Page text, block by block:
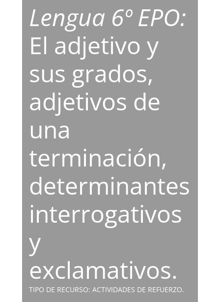
Lengua 6º EPO:
El adjetivo y
sus grados,
adjetivos de
una
terminación,
determinantes
interrogativos
y
exclamativos.
TIPO DE RECURSO: ACTIVIDADES DE REFUERZO.